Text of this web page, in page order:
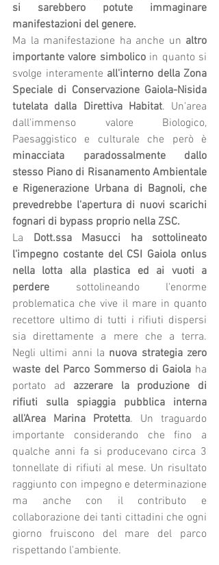
si sarebbero potute immaginare
manifestazioni del genere.
Ma la manifestazione ha anche un altro
importante valore simbolico in quanto si
svolge interamente all'interno della Zona
Speciale di Conservazione Gaiola-Nisida
tutelata dalla Direttiva Habitat. Un'area
dall'immenso valore Biologico,
Paesaggistico e culturale che però è
minacciata paradossalmente dallo
stesso Piano di Risanamento Ambientale
e Rigenerazione Urbana di Bagnoli, che
prevedrebbe l'apertura di nuovi scarichi
fognari di bypass proprio nella ZSC.
La Dott.ssa Masucci ha sottolineato
l'impegno costante del CSI Gaiola onlus
nella lotta alla plastica ed ai vuoti a
perdere sottolineando l'enorme
problematica che vive il mare in quanto
recettore ultimo di tutti i rifiuti dispersi
sia direttamente a mere che a terra.
Negli ultimi anni la nuova strategia zero
waste del Parco Sommerso di Gaiola ha
portato ad azzerare la produzione di
rifiuti sulla spiaggia pubblica interna
all'Area Marina Protetta. Un traguardo
importante considerando che fino a
qualche anni fa si producevano circa 3
tonnellate di rifiuti al mese. Un risultato
raggiunto con impegno e determinazione
ma anche con il contributo e
collaborazione dei tanti cittadini che ogni
giorno fruiscono del mare del parco
rispettando l'ambiente.